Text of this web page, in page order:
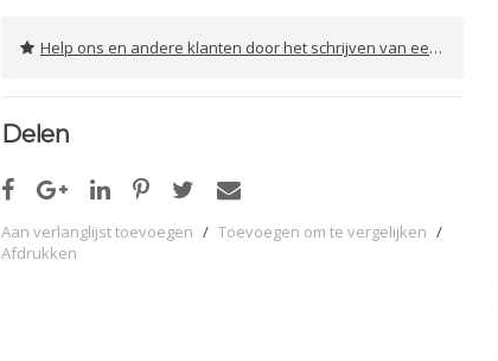
Help ons en andere klanten door het schrijven van een review
Delen
Aan verlanglijst toevoegen / Toevoegen om te vergelijken /
Afdrukken